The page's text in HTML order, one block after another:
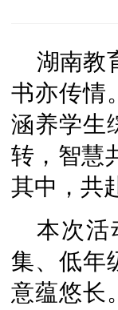
湖南教
书亦传情
涵养学生
转，智慧
其中，共
本次活
集、低年
意蕴悠长